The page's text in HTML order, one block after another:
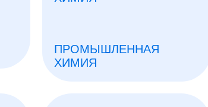
ПРОМЫШЛЕННАЯ
ХИМИЯ